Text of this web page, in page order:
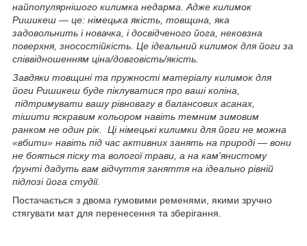
найпопулярнішого килимка недарма. Адже килимок
Ришикеш — це: німецька якість, товщина, яка
задовольнить і новачка, і досвідченого йога, нековзна
поверхня, зносостійкість. Це ідеальний килимок для йоги за
співвідношенням ціна/довговість/якість.
Завдяки товщині та пружності матеріалу килимок для
йоги Ришикеш буде піклуватися про ваші коліна,
підтримувати вашу рівновагу в балансових асанах,
тішити яскравим кольором навіть темним зимовим
ранком не один рік. Ці німецькі килимки для йоги не можна
«вбити» навіть під час активних занять на природі — вони
не бояться піску та вологої трави, а на кам'янистому
ґрунті дадуть вам відчуття заняття на ідеально рівній
підлозі йога студії.
Постачається з двома гумовими ременями, якими зручно
стягувати мат для перенесення та зберігання.